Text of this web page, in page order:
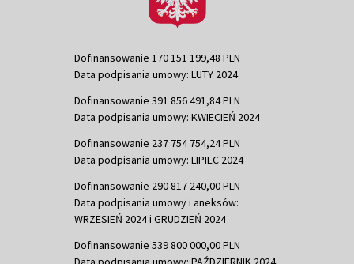
Dofinansowanie 170 151 199,48 PLN
Data podpisania umowy: LUTY 2024
Dofinansowanie 391 856 491,84 PLN
Data podpisania umowy: KWIECIEŃ 2024
Dofinansowanie 237 754 754,24 PLN
Data podpisania umowy: LIPIEC 2024
Dofinansowanie 290 817 240,00 PLN
Data podpisania umowy i aneksów:
WRZESIEŃ 2024 i GRUDZIEŃ 2024
Dofinansowanie 539 800 000,00 PLN